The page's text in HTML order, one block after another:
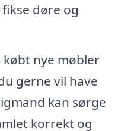
døre og
købt nye møbler
gerne vil have
kan sørge
korrekt og